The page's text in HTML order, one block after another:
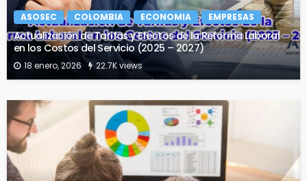
ASOSEC COLOMBIA ECONOMIA EMPRESAS
Actualización de Tarifas y Efectos de la Reforma Laboral
en los Costos del Servicio (2025 – 2027)
18 enero, 2026 22.7K views